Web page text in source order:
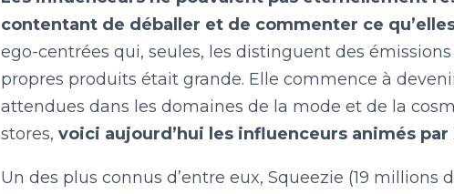
LE BILLET DU LUNDI
CONTACT
contentant de déballer et de commenter ce
ego-centrées qui, seules, les distinguent des
propres produits était grande. Elle commence à
attendues dans les domaines de la mode et de la
stores, voici aujourd’hui les influenceurs animés
Un des plus connus d’entre eux, Squeezie (19